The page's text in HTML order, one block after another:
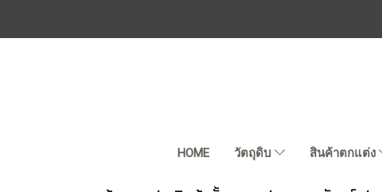
HOME วัตถุดิบ สินค้าตกแต่ง